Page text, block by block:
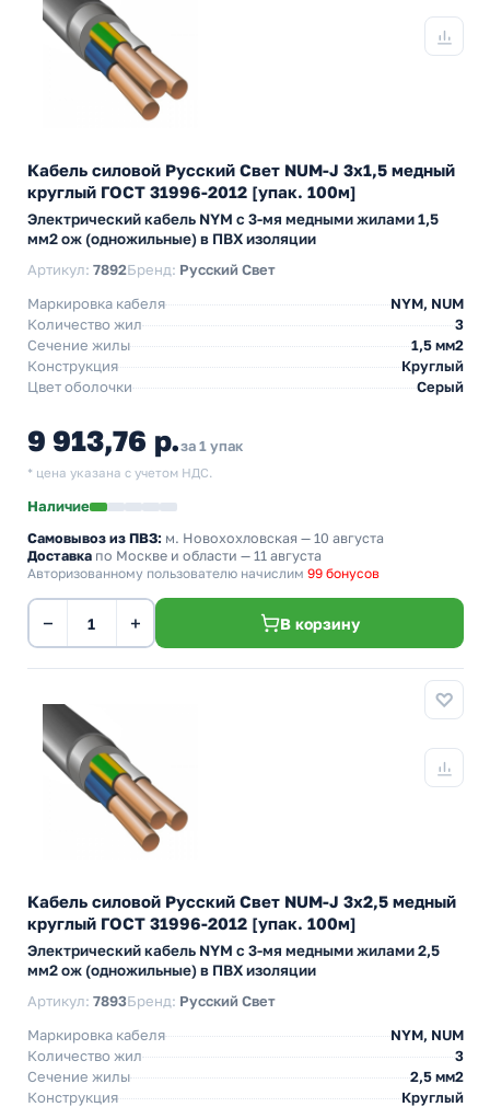
Кабель силовой Русский Свет NUM-J 3х1,5 медный
круглый ГОСТ 31996-2012 [упак. 100м]
Электрический кабель NYM с 3-мя медными жилами 1,5
мм2 ож (одножильные) в ПВХ изоляции
Артикул: 7892Бренд: Русский Свет
Маркировка кабеля
NYM, NUM
Количество жил
3
Сечение жилы
1,5 мм2
Конструкция
Круглый
Цвет оболочки
Серый
9 913,76 р.за 1 упак
* цена указана с учетом НДС.
Наличие
Самовывоз из ПВЗ: м. Новохохловская — 10 августа
Доставка по Москве и области — 11 августа
Авторизованному пользователю начислим 99 бонусов
− + В корзину
Кабель силовой Русский Свет NUM-J 3х2,5 медный
круглый ГОСТ 31996-2012 [упак. 100м]
Электрический кабель NYM с 3-мя медными жилами 2,5
мм2 ож (одножильные) в ПВХ изоляции
Артикул: 7893Бренд: Русский Свет
Маркировка кабеля
NYM, NUM
Количество жил
3
Сечение жилы
2,5 мм2
Конструкция
Круглый